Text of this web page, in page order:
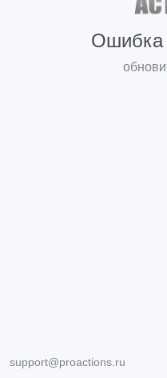
Ошибка
support@proactions.ru